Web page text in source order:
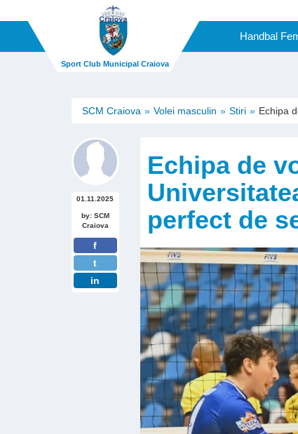
Sport Club Municipal Craiova
Handbal
SCM Craiova Volei masculin Stiri Echipa
01.11.2025
by: SCM
Craiova
f
t
in
Echipa de
perfect de